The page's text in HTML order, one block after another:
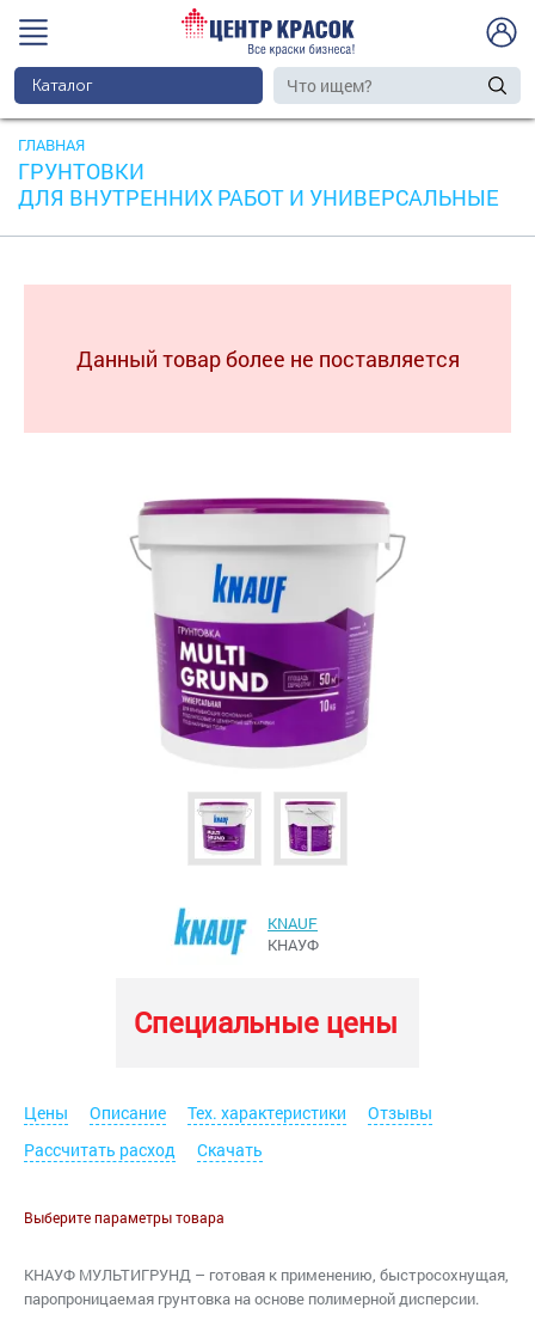
Каталог
ГЛАВНАЯ
ГРУНТОВКИ
ДЛЯ ВНУТРЕННИХ РАБОТ И УНИВЕРСАЛЬНЫЕ
Данный товар более не поставляется
KNAUF
КНАУФ
Специальные цены
Цены Описание Тех. характеристики
Отзывы
Рассчитать расход
Скачать
Выберите параметры товара
КНАУФ МУЛЬТИГРУНД – готовая к применению, быстросохнущая,
паропроницаемая грунтовка на основе полимерной дисперсии.